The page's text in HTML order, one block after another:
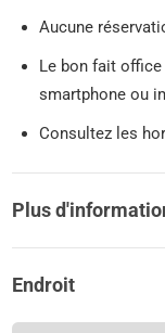
Aucune
Le bon fait
smartphone ou
Consultez les
Plus
Endroit